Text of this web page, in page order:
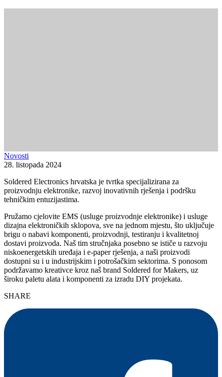
Novosti
28. listopada 2024
Soldered Electronics hrvatska je tvrtka specijalizirana za
proizvodnju elektronike, razvoj inovativnih rješenja i podršku
tehničkim entuzijastima.
Pružamo cjelovite EMS (usluge proizvodnje elektronike) i usluge
dizajna elektroničkih sklopova, sve na jednom mjestu, što uključuje
brigu o nabavi komponenti, proizvodnji, testiranju i kvalitetnoj
dostavi proizvoda. Naš tim stručnjaka posebno se ističe u razvoju
niskoenergetskih uređaja i e-paper rješenja, a naši proizvodi
dostupni su i u industrijskim i potrošačkim sektorima. S ponosom
podržavamo kreativce kroz naš brand Soldered for Makers, uz
široku paletu alata i komponenti za izradu DIY projekata.
SHARE